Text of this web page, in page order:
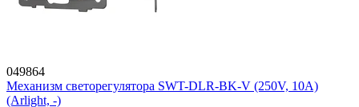
049864
Механизм светорегулятора SWT-DLR-BK-V (250V, 10A)
(Arlight, -)